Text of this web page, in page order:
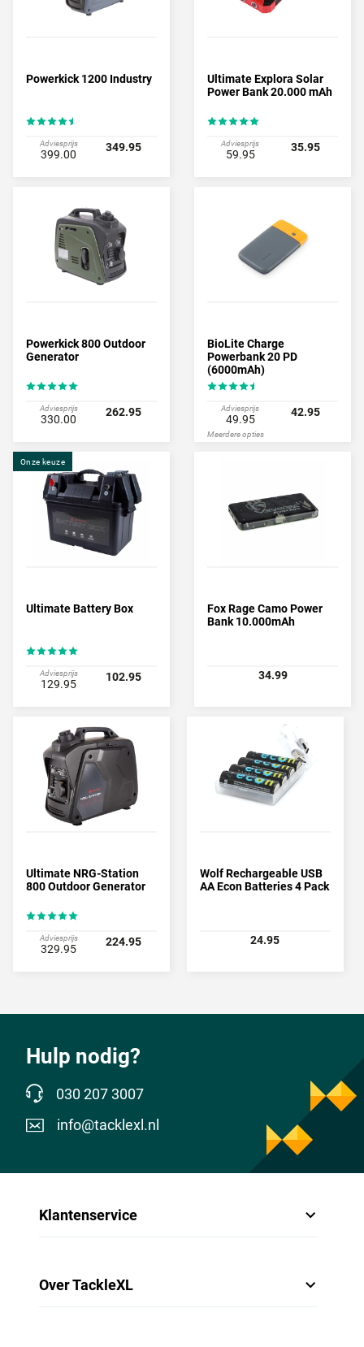
Powerkick 1200 Industry
Adviesprijs
399.00
349.95
Ultimate Explora Solar
Power Bank 20.000 mAh
Adviesprijs
59.95
35.95
Powerkick 800 Outdoor
Generator
Adviesprijs
330.00
262.95
BioLite Charge
Powerbank 20 PD
(6000mAh)
Adviesprijs
49.95
42.95
Meerdere opties
Onze keuze
Ultimate Battery Box
Adviesprijs
129.95
102.95
Fox Rage Camo Power
Bank 10.000mAh
34.99
Ultimate NRG-Station
800 Outdoor Generator
Adviesprijs
329.95
224.95
Wolf Rechargeable USB
AA Econ Batteries 4 Pack
24.95
Hulp nodig?
030 207 3007
info@tacklexl.nl
Klantenservice
Over TackleXL